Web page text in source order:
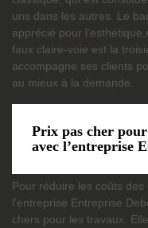
uns dans les autres. Le
apprécié pour
faux claire-voie est la
accompagne ses clients
au mieux à la demande.
Prix pas cher
avec l’entreprise
Pour réduire les coûts
l’entreprise Entreprise
chers pour les travaux.